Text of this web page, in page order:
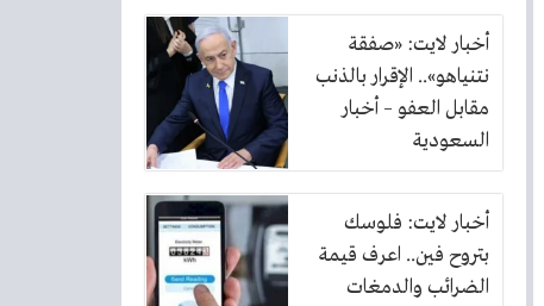
أخبار لايت: «صفقة
نتنياهو».. الإقرار بالذنب
مقابل العفو – أخبار
السعودية
أخبار لايت: فلوسك
بتروح فين.. اعرف قيمة
الضرائب والدمغات